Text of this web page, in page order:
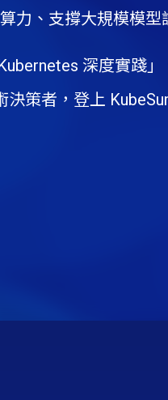
力、支撐大規模模型
深度實踐
決策者，登上